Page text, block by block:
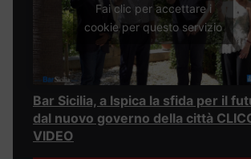
Fai clic per accettare i
cookie per questo servizio
Bar Sicilia, a Ispica la sfida per il
dal nuovo governo della città
VIDEO